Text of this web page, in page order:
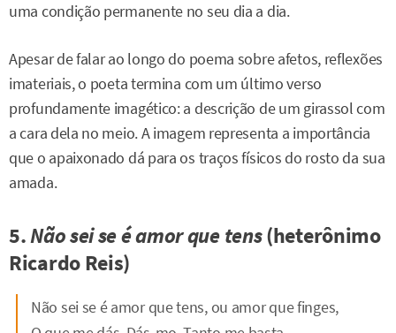
uma condição permanente no seu dia a dia.
Apesar de falar ao longo do poema sobre afetos, reflexões
imateriais, o poeta termina com um último verso
profundamente imagético: a descrição de um girassol com
a cara dela no meio. A imagem representa a importância
que o apaixonado dá para os traços físicos do rosto da sua
amada.
5.Não sei se é amor que tens(heterônimo
Ricardo Reis)
Não sei se é amor que tens, ou amor que finges,